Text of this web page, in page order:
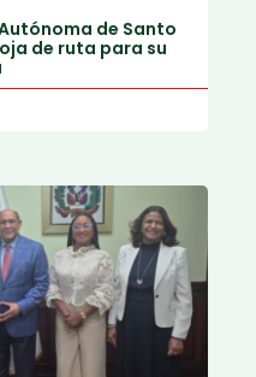
de Santo
de ruta para su